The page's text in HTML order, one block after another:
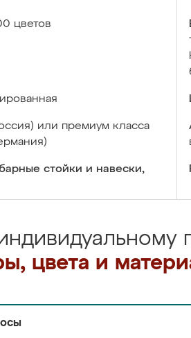
цветов
или премиум класса
стойки и навески,
цвета и